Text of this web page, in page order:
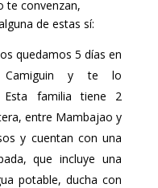
te convenzan,
de estas sí:
quedamos 5 días en
y te lo
Esta familia tiene 2
entre Mambajao y
y cuentan con una
que incluye una
potable, ducha con